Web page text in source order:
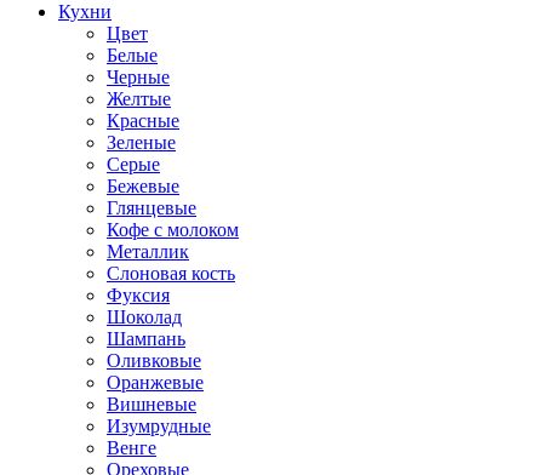
Кухни
Цвет
Белые
Черные
Желтые
Красные
Зеленые
Серые
Бежевые
Глянцевые
Кофе с молоком
Металлик
Слоновая кость
Фуксия
Шоколад
Шампань
Оливковые
Оранжевые
Вишневые
Изумрудные
Венге
Ореховые